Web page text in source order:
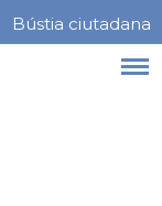
Bústia ciutadana